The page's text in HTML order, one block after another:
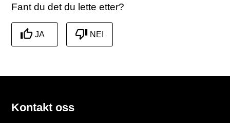
Fant du det du lette etter?
JA NEI
Kontakt oss